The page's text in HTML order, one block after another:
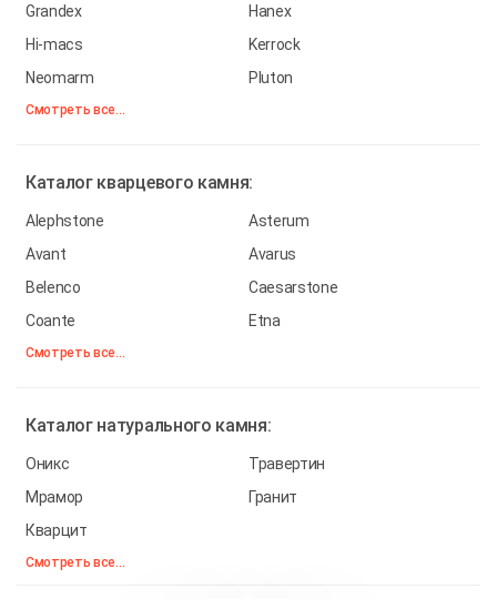
Grandex
Hanex
Hi-macs
Kerrock
Neomarm
Pluton
Смотреть все...
Каталог кварцевого камня:
Alephstone
Asterum
Avant
Avarus
Belenco
Caesarstone
Coante
Etna
Смотреть все...
Каталог натурального камня:
Оникс
Травертин
Мрамор
Гранит
Кварцит
Смотреть все...